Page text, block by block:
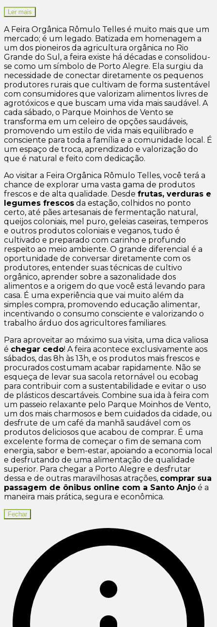
Ler mais
A Feira Orgânica Rômulo Telles é muito mais que um
mercado; é um legado. Batizada em homenagem a
um dos pioneiros da agricultura orgânica no Rio
Grande do Sul, a feira existe há décadas e consolidou-
se como um símbolo de Porto Alegre. Ela surgiu da
necessidade de conectar diretamente os pequenos
produtores rurais que cultivam de forma sustentável
com consumidores que valorizam alimentos livres de
agrotóxicos e que buscam uma vida mais saudável. A
cada sábado, o Parque Moinhos de Vento se
transforma em um celeiro de opções saudáveis,
promovendo um estilo de vida mais equilibrado e
consciente para toda a família e a comunidade local. É
um espaço de troca, aprendizado e valorização do
que é natural e feito com dedicação.
Ao visitar a Feira Orgânica Rômulo Telles, você terá a
chance de explorar uma vasta gama de produtos
frescos e de alta qualidade. Desde frutas, verduras e
legumes frescos da estação, colhidos no ponto
certo, até pães artesanais de fermentação natural,
queijos coloniais, mel puro, geleias caseiras, temperos
e outros produtos coloniais e veganos, tudo é
cultivado e preparado com carinho e profundo
respeito ao meio ambiente. O grande diferencial é a
oportunidade de conversar diretamente com os
produtores, entender suas técnicas de cultivo
orgânico, aprender sobre a sazonalidade dos
alimentos e a origem do que você está levando para
casa. É uma experiência que vai muito além da
simples compra, promovendo educação alimentar,
incentivando o consumo consciente e valorizando o
trabalho árduo dos agricultores familiares.
Para aproveitar ao máximo sua visita, uma dica valiosa
é chegar cedo! A feira acontece exclusivamente aos
sábados, das 8h às 13h, e os produtos mais frescos e
procurados costumam acabar rapidamente. Não se
esqueça de levar sua sacola retornável ou ecobag
para contribuir com a sustentabilidade e evitar o uso
de plásticos descartáveis. Combine sua ida à feira com
um passeio relaxante pelo Parque Moinhos de Vento,
um dos mais charmosos e bem cuidados da cidade, ou
desfrute de um café da manhã saudável com os
produtos deliciosos que acabou de comprar. É uma
excelente forma de começar o fim de semana com
energia, sabor e bem-estar, apoiando a economia local
e desfrutando de uma alimentação de qualidade
superior. Para chegar a Porto Alegre e desfrutar
dessa e de outras maravilhosas atrações, comprar sua
passagem de ônibus online com a Santo Anjo é a
maneira mais prática, segura e econômica.
Fechar